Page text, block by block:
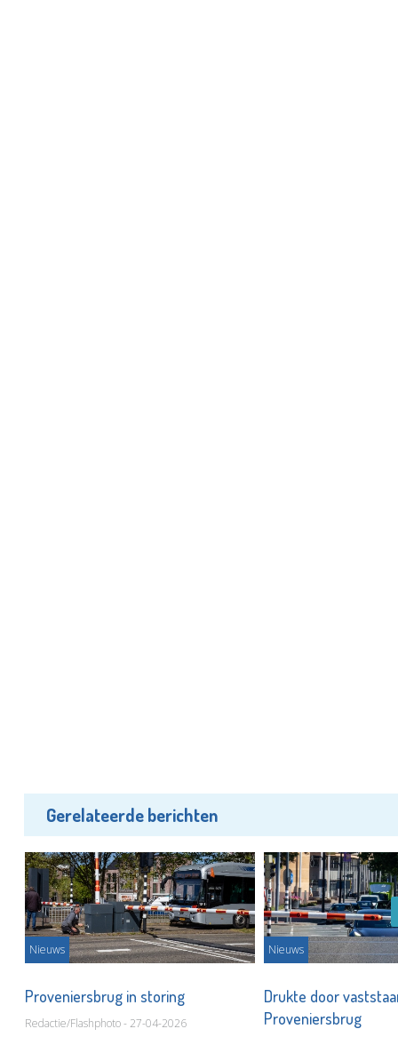
Gerelateerde berichten
Nieuws
Proveniersbrug in storing
Redactie/Flashphoto - 27-04-2026
Nieuws
Drukte door
Proveniersbrug